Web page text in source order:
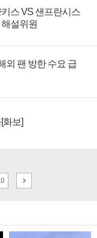
스 VS 샌프란시스
설위원
외 팬 방한 수요 급
화보]